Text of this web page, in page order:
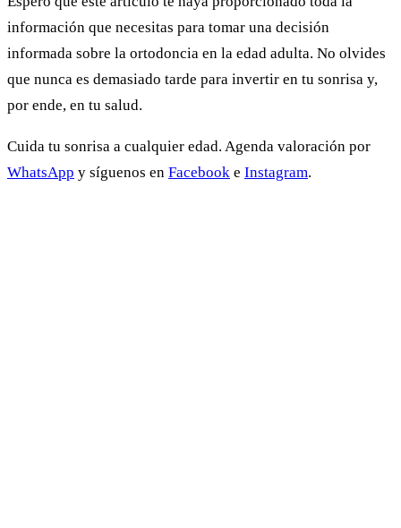
información que necesitas para tomar una decisión
informada sobre la ortodoncia en la edad adulta. No olvides
que nunca es demasiado tarde para invertir en tu sonrisa y,
por ende, en tu salud.
Cuida tu sonrisa a cualquier edad. Agenda valoración por
WhatsApp y síguenos en Facebook e Instagram.